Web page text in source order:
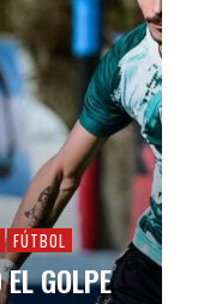
FÚTBOL
GOLPE